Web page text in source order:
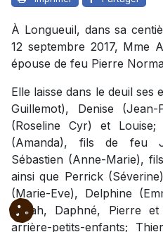
À Longueuil, dans sa
12 septembre 2017, Mme
épouse de feu Pierre
Elle laisse dans le deuil
Guillemot), Denise
(Roseline Cyr) et Louise;
(Amanda), fils de feu
Sébastien (Anne-Marie),
ainsi que Perrick
(Marie-Eve), Delphine
Sarah, Daphné, Pierre
arrière-petits-enfants;